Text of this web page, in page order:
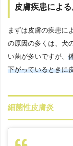
皮膚疾患によ
まずは皮膚の疾患に
の原因の多くは、犬
い菌が多いですが、
下がっているときに
細菌性皮膚炎